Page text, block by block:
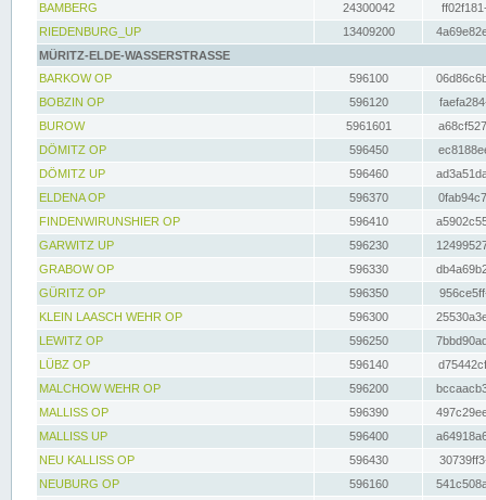
BAMBERG
24300042
RIEDENBURG_UP
13409200
MÜRITZ-ELDE-WASSERSTRASSE
BARKOW OP
596100
BOBZIN OP
596120
BUROW
5961601
DÖMITZ OP
596450
DÖMITZ UP
596460
ELDENA OP
596370
FINDENWIRUNSHIER OP
596410
GARWITZ UP
596230
GRABOW OP
596330
GÜRITZ OP
596350
KLEIN LAASCH WEHR OP
596300
LEWITZ OP
596250
LÜBZ OP
596140
MALCHOW WEHR OP
596200
MALLISS OP
596390
MALLISS UP
596400
NEU KALLISS OP
596430
NEUBURG OP
596160